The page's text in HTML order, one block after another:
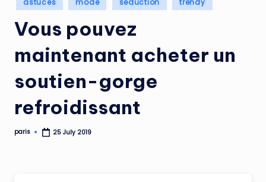
in
astuces mode seduction trendy
Vous pouvez
maintenant acheter un
soutien-gorge
refroidissant
Posted
paris 25 July 2019